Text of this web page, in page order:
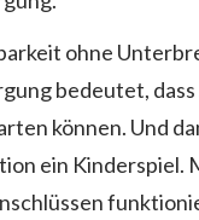
ohne
bedeutet,
können. Und
ein Kinderspiel.